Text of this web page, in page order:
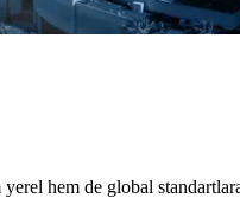
hem de global